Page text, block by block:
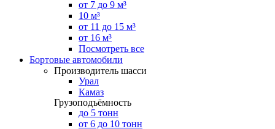
от 7 до 9 м³
10 м³
от 11 до 15 м³
от 16 м³
Посмотреть все
Бортовые автомобили
Производитель шасси
Урал
Камаз
Грузоподъёмность
до 5 тонн
от 6 до 10 тонн